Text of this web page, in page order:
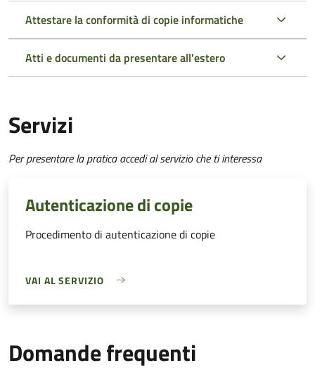
Attestare la conformità di copie informatiche
Atti e documenti da presentare all'estero
Servizi
Per presentare la pratica accedi al servizio che ti interessa
Autenticazione di copie
Procedimento di autenticazione di copie
VAI AL SERVIZIO
Domande frequenti